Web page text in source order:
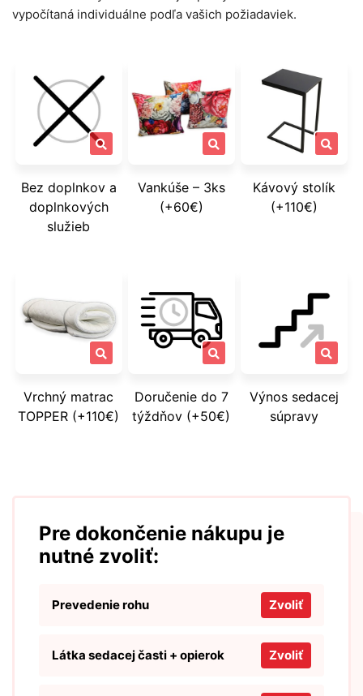
vypočítaná individuálne podľa vašich požiadaviek.
Bez doplnkov a
doplnkových
služieb
Vankúše – 3ks
(+60€)
Kávový stolík
(+110€)
Vrchný matrac
TOPPER (+110€)
Doručenie do 7
týždňov (+50€)
Výnos sedacej
súpravy
Pre dokončenie nákupu je
nutné zvoliť:
Prevedenie rohu Zvoliť
Látka sedacej časti + opierok Zvoliť